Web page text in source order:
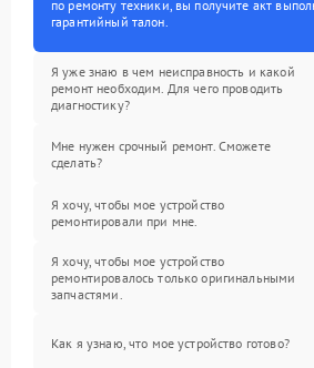
по ремонту техники, вы получите акт
гарантийный талон.
Я уже знаю в чем неисправность и какой
ремонт необходим. Для чего проводить
диагностику?
Мне нужен срочный ремонт. Сможете
сделать?
Я хочу, чтобы мое устройство
ремонтировали при мне.
Я хочу, чтобы мое устройство
ремонтировалось только оригинальными
запчастями.
Как я узнаю, что мое устройство готово?